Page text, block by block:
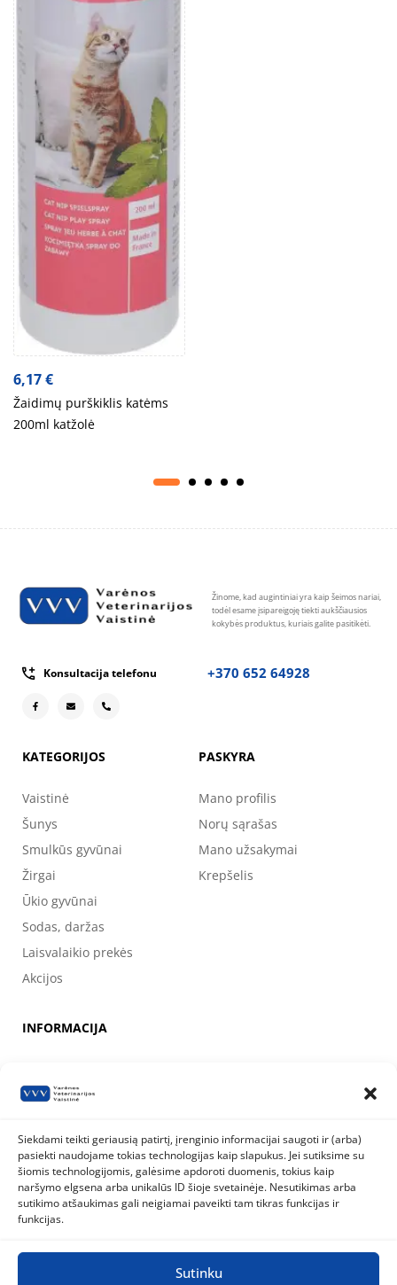
Siekdami teikti geriausią patirtį, įrenginio informacijai saugoti ir (arba)
pasiekti naudojame tokias technologijas kaip slapukus. Jei sutiksime su
šiomis technologijomis, galėsime apdoroti duomenis, tokius kaip
naršymo elgsena arba unikalūs ID šioje svetainėje. Nesutikimas arba
sutikimo atšaukimas gali neigiamai paveikti tam tikras funkcijas ir
funkcijas.
Sutinku
6,17€
Žaidimų purškiklis katėms
200ml katžolė
Žinome, kad augintiniai yra kaip šeimos nariai,
todėl esame įsipareigoję tiekti aukščiausios
kokybės produktus, kuriais galite pasitikėti.
Konsultacija telefonu +370 652 64928
KATEGORIJOS
Vaistinė
Šunys
Smulkūs gyvūnai
Žirgai
Ūkio gyvūnai
Sodas, daržas
Laisvalaikio prekės
Akcijos
PASKYRA
Mano profilis
Norų sąrašas
Mano užsakymai
Krepšelis
INFORMACIJA
Kontaktai
Valstybinė maisto ir veterinarijos tarnyba
Siesikų g. 19 LT-07170 Vilnius
8 800 40 403
www.vmvt.lt